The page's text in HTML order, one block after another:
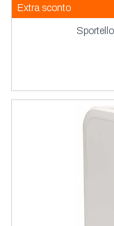
Extra sconto